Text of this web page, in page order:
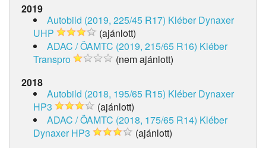
2019
Autobild (2019, 225/45 R17) Kléber Dynaxer
UHP
(ajánlott)
ADAC / ÖAMTC (2019, 215/65 R16) Kléber
Transpro
(nem ajánlott)
2018
Autobild (2018, 195/65 R15) Kléber Dynaxer
HP3
(ajánlott)
ADAC / ÖAMTC (2018, 175/65 R14) Kléber
Dynaxer HP3
(ajánlott)